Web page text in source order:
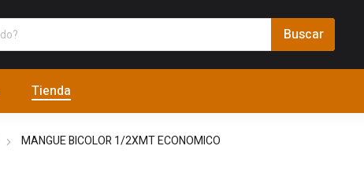
Tienda
MANGUE BICOLOR 1/2XMT ECONOMICO